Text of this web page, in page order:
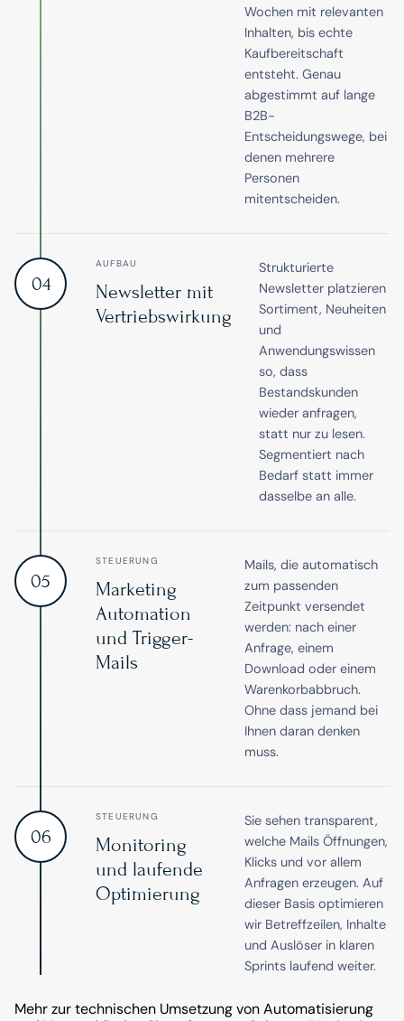
Wochen mit relevanten
Inhalten, bis echte
Kaufbereitschaft
entsteht. Genau
abgestimmt auf lange
B2B-
Entscheidungswege, bei
denen mehrere
Personen
mitentscheiden.
04
AUFBAU
Newsletter mit
Vertriebswirkung
Strukturierte
Newsletter platzieren
Sortiment, Neuheiten
und
Anwendungswissen
so, dass
Bestandskunden
wieder anfragen,
statt nur zu lesen.
Segmentiert nach
Bedarf statt immer
dasselbe an alle.
05
STEUERUNG
Marketing
Automation
und Trigger-
Mails
Mails, die automatisch
zum passenden
Zeitpunkt versendet
werden: nach einer
Anfrage, einem
Download oder einem
Warenkorbabbruch.
Ohne dass jemand bei
Ihnen daran denken
muss.
06
STEUERUNG
Monitoring
und laufende
Optimierung
Sie sehen transparent,
welche Mails Öffnungen,
Klicks und vor allem
Anfragen erzeugen. Auf
dieser Basis optimieren
wir Betreffzeilen, Inhalte
und Auslöser in klaren
Sprints laufend weiter.
Mehr zur technischen Umsetzung von Automatisierung